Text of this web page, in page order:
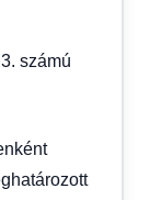
számú